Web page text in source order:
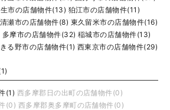
市の店舗物件(13) 狛江市の店舗物件(11)
清瀬市の店舗物件(8) 東久留米市の店舗物件(16)
多摩市の店舗物件(32) 稲城市の店舗物件(13)
る野市の店舗物件(1) 西東京市の店舗物件(29)
(1) 西多摩郡日の出町の店舗物件(0)
(0) 西多摩郡奥多摩町の店舗物件(0)